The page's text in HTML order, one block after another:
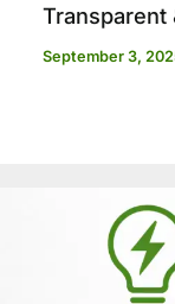
Transparent
September 3,